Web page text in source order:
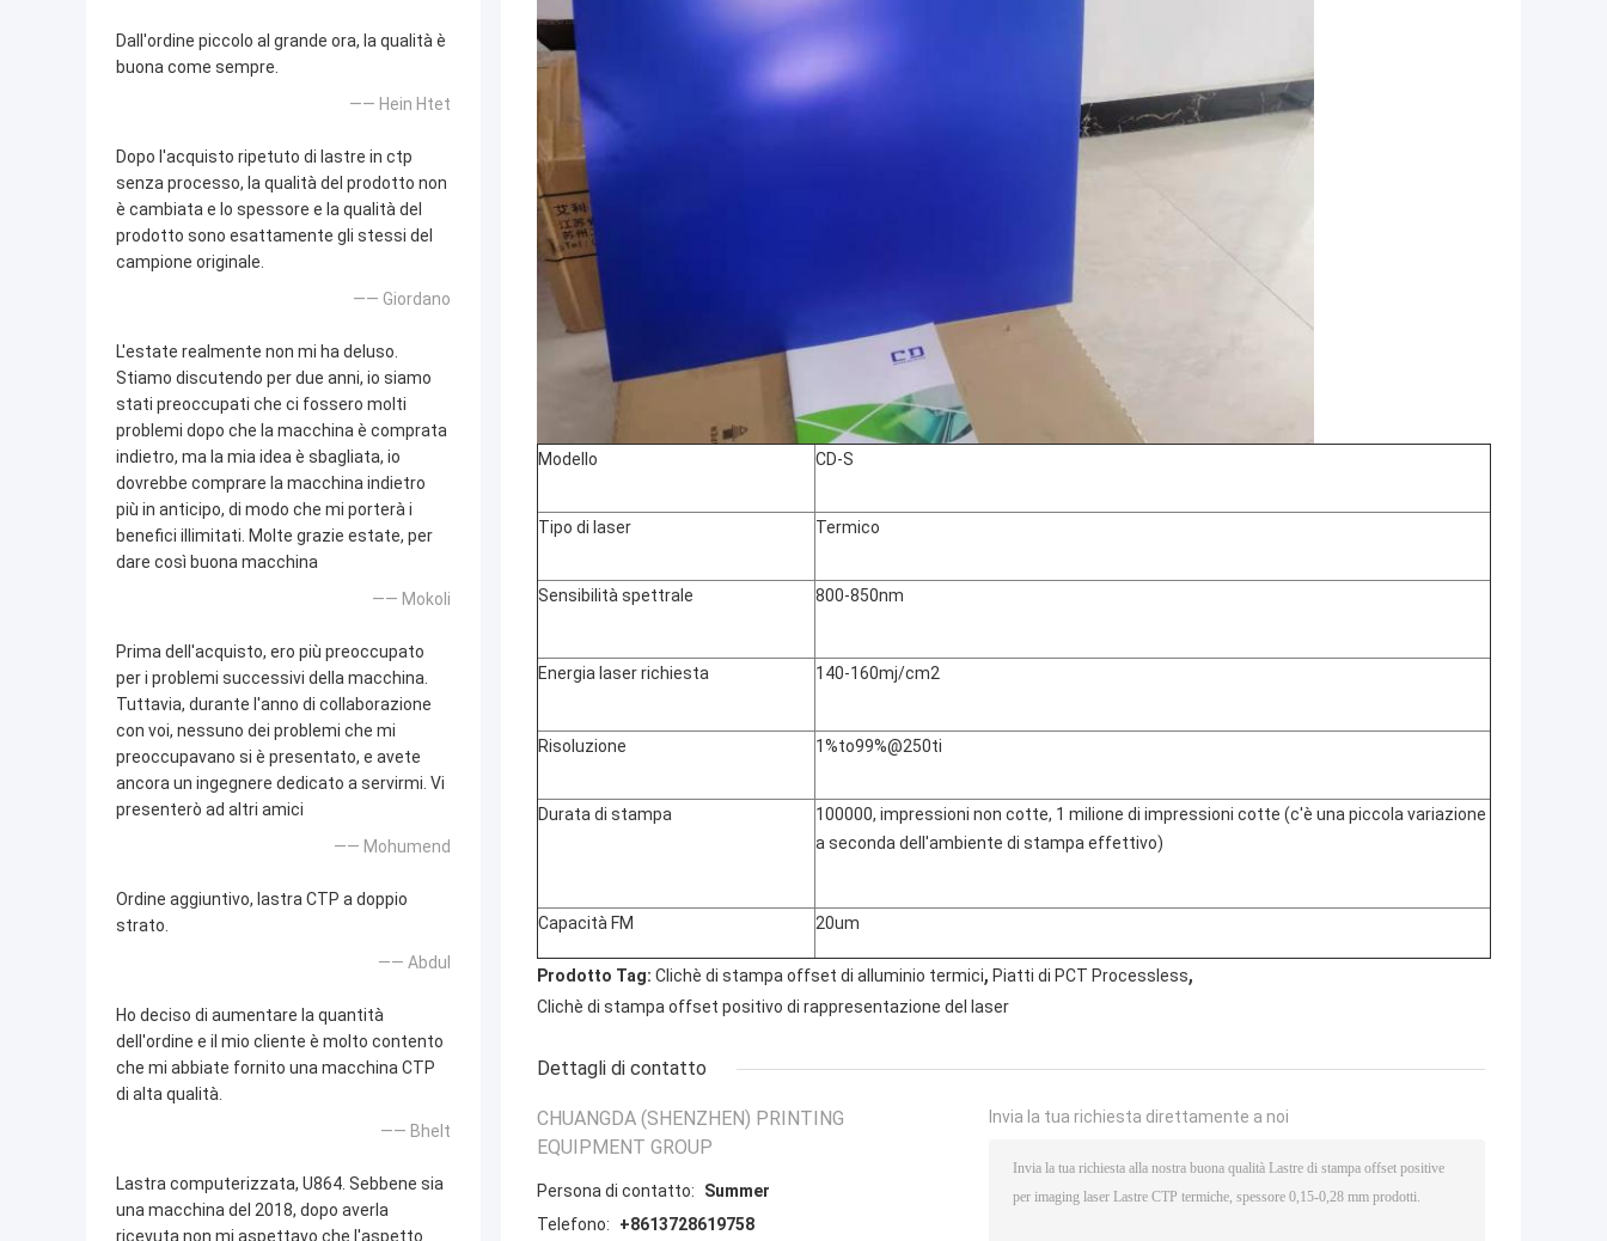
Dall'ordine piccolo al grande ora, la qualità è
buona come sempre.
—— Hein Htet
Dopo l'acquisto ripetuto di lastre in ctp
senza processo, la qualità del prodotto non
è cambiata e lo spessore e la qualità del
prodotto sono esattamente gli stessi del
campione originale.
—— Giordano
L'estate realmente non mi ha deluso.
Stiamo discutendo per due anni, io siamo
stati preoccupati che ci fossero molti
problemi dopo che la macchina è comprata
indietro, ma la mia idea è sbagliata, io
dovrebbe comprare la macchina indietro
più in anticipo, di modo che mi porterà i
benefici illimitati. Molte grazie estate, per
dare così buona macchina
—— Mokoli
Prima dell'acquisto, ero più preoccupato
per i problemi successivi della macchina.
Tuttavia, durante l'anno di collaborazione
con voi, nessuno dei problemi che mi
preoccupavano si è presentato, e avete
ancora un ingegnere dedicato a servirmi. Vi
presenterò ad altri amici
—— Mohumend
Ordine aggiuntivo, lastra CTP a doppio
strato.
—— Abdul
Ho deciso di aumentare la quantità
dell'ordine e il mio cliente è molto contento
che mi abbiate fornito una macchina CTP
di alta qualità.
—— Bhelt
Lastra computerizzata, U864. Sebbene sia
una macchina del 2018, dopo averla
ricevuta non mi aspettavo che l'aspetto
Modello CD-S
Tipo di laser Termico
Sensibilità spettrale 800-850nm
Energia laser richiesta 140-160mj/cm2
Risoluzione 1%to99%@250ti
Durata di stampa
100000, impressioni non cotte, 1 milione di impressioni cotte (c'è una piccola variazione
a seconda dell'ambiente di stampa effettivo)
Capacità FM 20um
Prodotto Tag: Clichè di stampa offset di alluminio termici, Piatti di PCT Processless,
Clichè di stampa offset positivo di rappresentazione del laser
Dettagli di contatto
CHUANGDA (SHENZHEN) PRINTING
EQUIPMENT GROUP
Persona di contatto:
Summer
Telefono:
+8613728619758
Invia la tua richiesta direttamente a noi